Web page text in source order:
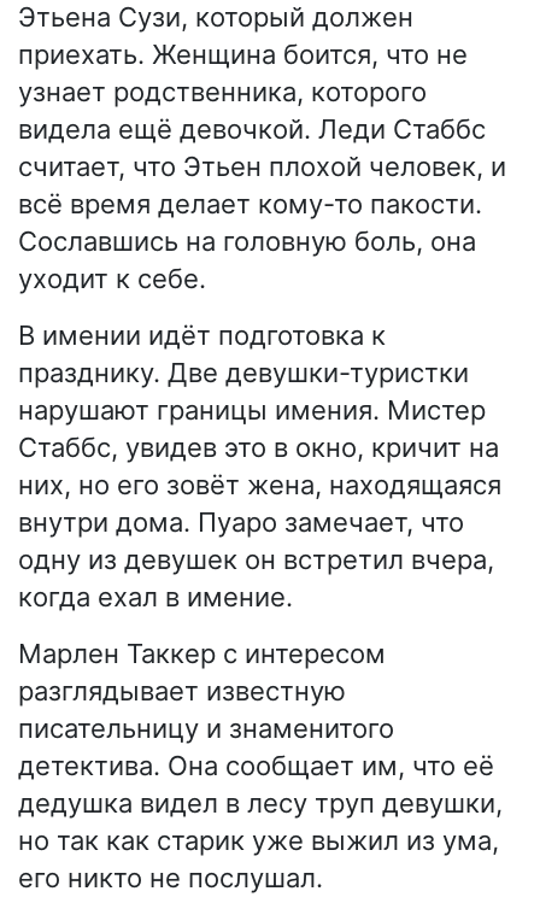
Этьена Сузи, который должен
приехать. Женщина боится, что не
узнает родственника, которого
видела ещё девочкой. Леди Стаббс
считает, что Этьен плохой человек, и
всё время делает кому-то пакости.
Сославшись на головную боль, она
уходит к себе.
В имении идёт подготовка к
празднику. Две девушки-туристки
нарушают границы имения. Мистер
Стаббс, увидев это в окно, кричит на
них, но его зовёт жена, находящаяся
внутри дома. Пуаро замечает, что
одну из девушек он встретил вчера,
когда ехал в имение.
Марлен Таккер с интересом
разглядывает известную
писательницу и знаменитого
детектива. Она сообщает им, что её
дедушка видел в лесу труп девушки,
но так как старик уже выжил из ума,
его никто не послушал.